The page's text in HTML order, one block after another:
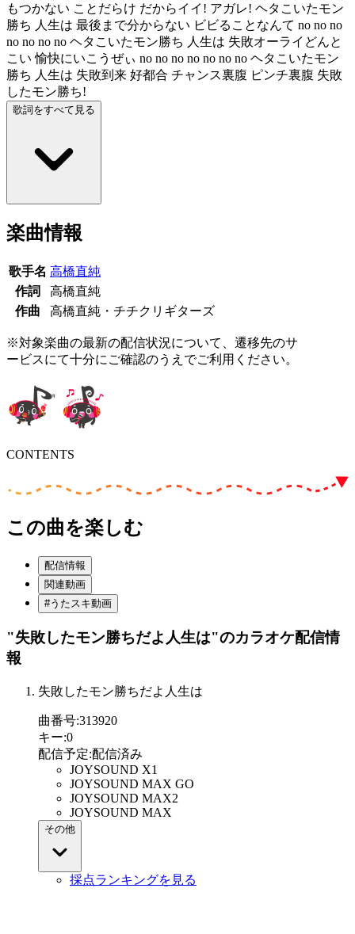
もつかない ことだらけ だからイイ! アガレ! ヘタこいたモン
勝ち 人生は 最後まで分からない ビビることなんて no no no
no no no no ヘタこいたモン勝ち 人生は 失敗オーライどんと
こい 愉快にいこうぜぃ no no no no no no no ヘタこいたモン
勝ち 人生は 失敗到来 好都合 チャンス裏腹 ピンチ裏腹 失敗
したモン勝ち!
歌詞をすべて見る
楽曲情報
歌手名 高橋直純
作詞
高橋直純
作曲
高橋直純・チチクリギターズ
※対象楽曲の最新の配信状況について、遷移先のサ
ービスにて十分にご確認のうえでご利用ください。
CONTENTS
この曲を楽しむ
配信情報
関連動画
#うたスキ動画
"失敗したモン勝ちだよ人生は"のカラオケ配信情
報
失敗したモン勝ちだよ人生は
曲番号:313920
キー:0
配信予定:配信済み
JOYSOUND X1
JOYSOUND MAX GO
JOYSOUND MAX2
JOYSOUND MAX
その他
採点ランキングを見る